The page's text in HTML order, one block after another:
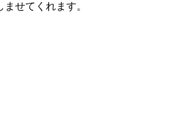
せてくれます。